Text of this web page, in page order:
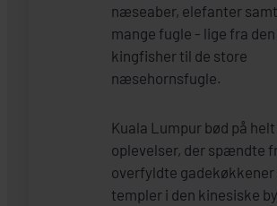
næseaber, elefanter
mange fugle - lige fra
kingfisher til de store
næsehornsfugle.
Kuala Lumpur bød på
oplevelser, der spændte
overfyldte gadekøkkener
templer i den kinesiske